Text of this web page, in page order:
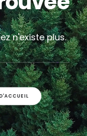
n'existe plus.